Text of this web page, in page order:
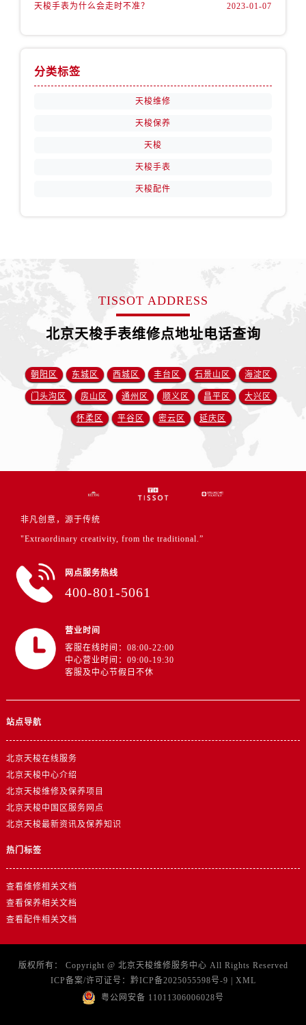
天梭手表为什么会走时不准？ 2023-01-07
分类标签
天梭维修
天梭保养
天梭
天梭手表
天梭配件
TISSOT ADDRESS
北京天梭手表维修点地址电话查询
朝阳区 东城区 西城区 丰台区 石景山区 海淀区
门头沟区 房山区 通州区 顺义区 昌平区 大兴区
怀柔区 平谷区 密云区 延庆区
非凡创意，源于传统
"Extraordinary creativity, from the traditional.”
网点服务热线
400-801-5061
营业时间
客服在线时间：08:00-22:00
中心营业时间：09:00-19:30
客服及中心节假日不休
站点导航
北京天梭在线服务
北京天梭中心介绍
北京天梭维修及保养项目
北京天梭中国区服务网点
北京天梭最新资讯及保养知识
热门标签
查看维修相关文档
查看保养相关文档
查看配件相关文档
版权所有： Copyright @ 北京天梭维修服务中心 All Rights Reserved
ICP备案/许可证号： 黔ICP备2025055598号-9 | XML
粤公网安备 11011306006028号